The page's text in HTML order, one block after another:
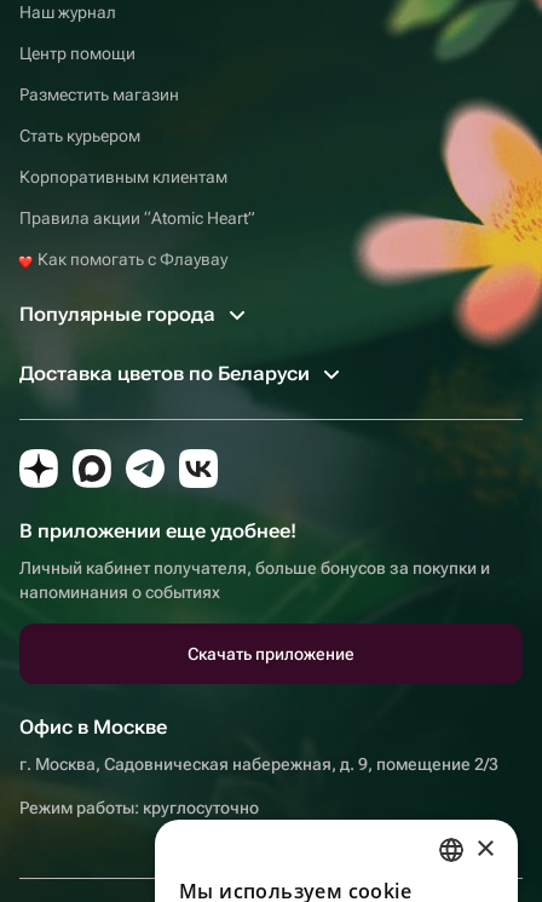
Наш журнал
Центр помощи
Разместить магазин
Стать курьером
Корпоративным клиентам
Правила акции “Atomic Heart”
Как помогать с Флаувау
Популярные города
Доставка цветов по Беларуси
В приложении еще удобнее!
Личный кабинет получателя, больше бонусов за покупки и
напоминания о событиях
Скачать приложение
Офис в Москве
г. Москва, Садовническая набережная, д. 9, помещение 2/3
Режим работы: круглосуточно
×
Мы используем сookie